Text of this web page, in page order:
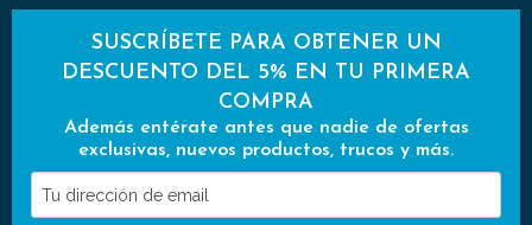
SUSCRÍBETE PARA OBTENER UN
DESCUENTO DEL 5% EN TU PRIMERA
COMPRA
Además entérate antes que nadie de ofertas
exclusivas, nuevos productos, trucos y más.
Tu
dirección